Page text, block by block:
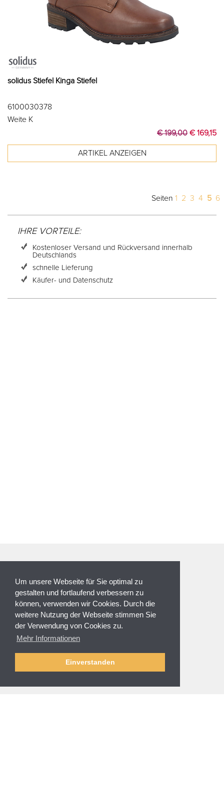
Um unsere Webseite für Sie optimal zu
gestalten und fortlaufend verbessern zu
können, verwenden wir Cookies. Durch die
weitere Nutzung der Webseite stimmen Sie
der Verwendung von Cookies zu.
Mehr Informationen
Einverstanden
solidus Stiefel Kinga Stiefel
6100030378
Weite K
€ 199,00 € 169,15
Seiten 1 2 3 4 5 6
IHRE VORTEILE:
Kostenloser Versand und Rückversand innerhalb
Deutschlands
schnelle Lieferung
Käufer- und Datenschutz
NEWSLETTER